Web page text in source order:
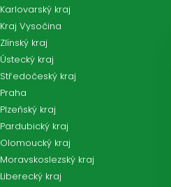
Karlovarský kraj
Kraj Vysočina
Zlínský kraj
Ústecký kraj
Středočeský kraj
Praha
Plzeňský kraj
Pardubický kraj
Olomoucký kraj
Moravskoslezský kraj
Liberecký kraj